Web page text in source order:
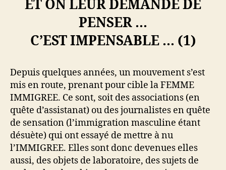
ET ON LEUR DEMANDE DE
PENSER …
C’EST IMPENSABLE … (1)
Depuis quelques années, un mouvement s’est
mis en route, prenant pour cible la FEMME
IMMIGREE. Ce sont, soit des associations (en
quête d’assistanat) ou des journalistes en quête
de sensation (l’immigration masculine étant
désuète) qui ont essayé de mettre à nu
l’IMMIGREE. Elles sont donc devenues elles
aussi, des objets de laboratoire, des sujets de